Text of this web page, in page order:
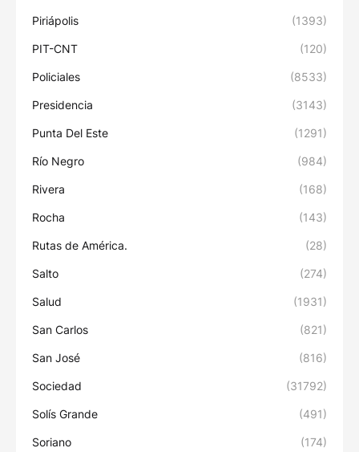
Piriápolis (1393)
PIT-CNT (120)
Policiales (8533)
Presidencia (3143)
Punta Del Este (1291)
Río Negro (984)
Rivera (168)
Rocha (143)
Rutas de América. (28)
Salto (274)
Salud (1931)
San Carlos (821)
San José (816)
Sociedad (31792)
Solís Grande (491)
Soriano (174)